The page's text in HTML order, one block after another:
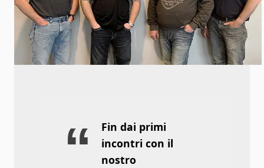
Fin dai primi
incontri con il
nostro